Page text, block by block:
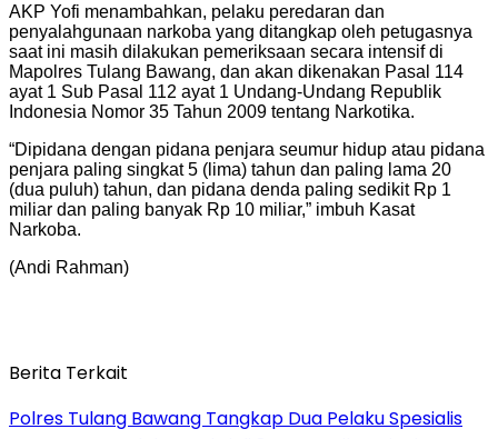
AKP Yofi menambahkan, pelaku peredaran dan
penyalahgunaan narkoba yang ditangkap oleh petugasnya
saat ini masih dilakukan pemeriksaan secara intensif di
Mapolres Tulang Bawang, dan akan dikenakan Pasal 114
ayat 1 Sub Pasal 112 ayat 1 Undang-Undang Republik
Indonesia Nomor 35 Tahun 2009 tentang Narkotika.
“Dipidana dengan pidana penjara seumur hidup atau pidana
penjara paling singkat 5 (lima) tahun dan paling lama 20
(dua puluh) tahun, dan pidana denda paling sedikit Rp 1
miliar dan paling banyak Rp 10 miliar,” imbuh Kasat
Narkoba.
(Andi Rahman)
Berita Terkait
Polres Tulang Bawang Tangkap Dua Pelaku Spesialis